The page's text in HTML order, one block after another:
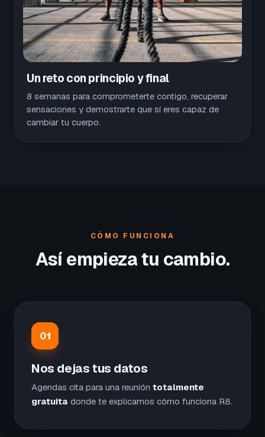
Un reto con principio y final
8 semanas para comprometerte contigo, recuperar
sensaciones y demostrarte que sí eres capaz de
cambiar tu cuerpo.
CÓMO FUNCIONA
Así empieza tu cambio.
01
Nos dejas tus datos
Agendas cita para una reunión totalmente
gratuita donde te explicamos cómo funciona R8.